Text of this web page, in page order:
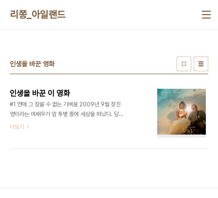
리쫑_아일랜드
인생을 바꾼 영화
인생을 바꾼 이 영화
#1 연애 그 참을 수 없는 가벼움 2009년 9월 장진
영이라는 여배우가 암 투병 중에 세상을 떠났다. 당시
기사를 보면 그녀의 애인은 투병중인 그녀와 혼인신
더보기